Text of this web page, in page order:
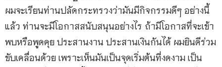
ผมจะเรียนท่านปลัดกระทรวงว่ามันมีกิจกรรมดีๆ อย่างนี้
แล้ว ท่านจะมีโอกาสสนับสนุนอย่างไร ถ้ามีโอกาสที่จะเข้า
พบหรือพูดคุย ประสานงาน ประสานเงินกันได้ ผมยินดีร่วม
ขับเคลื่อนด้วย เพราะเห็นมันเป็นจุดเริ่มต้นที่งดงาม เป็น